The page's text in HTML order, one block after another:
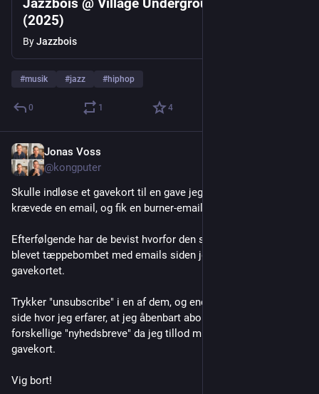
(2025)
ByJazzbois
#musik #jazz #hiphop
0 1 4
Jonas Voss
@kongputer
Skulle indløse et gavekort til en gave jeg fik sidste år. Sitet
krævede en email, og fik en burner-email oprettet til formålet.
Efterfølgende har de bevist hvorfor den slags er nødvendigt. Er
blevet tæppebombet med emails siden jeg indløste
gavekortet.
Trykker "unsubscribe" i en af dem, og ender på vedhæftede
side hvor jeg erfarer, at jeg åbenbart abonnerede på 6
forskellige "nyhedsbreve" da jeg tillod mig at indløse mit
gavekort.
Vig bort!